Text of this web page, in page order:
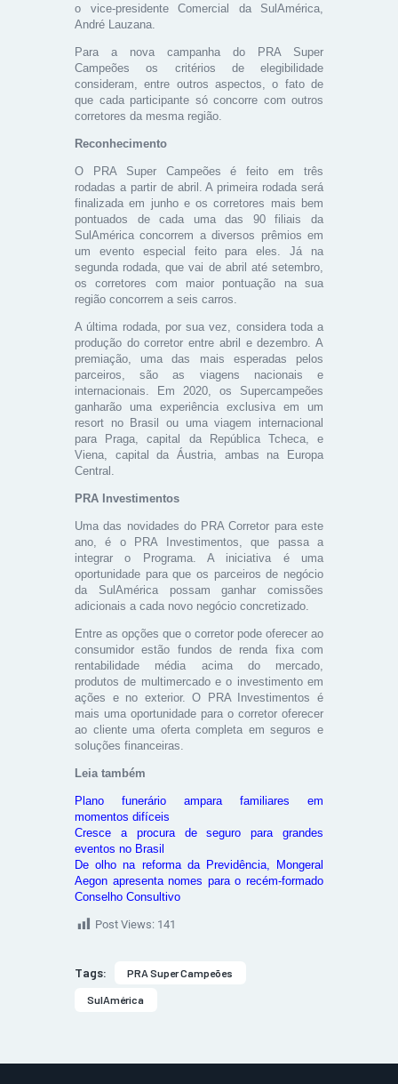
o vice-presidente Comercial da SulAmérica,
André Lauzana.
Para a nova campanha do PRA Super
Campeões os critérios de elegibilidade
consideram, entre outros aspectos, o fato de
que cada participante só concorre com outros
corretores da mesma região.
Reconhecimento
O PRA Super Campeões é feito em três
rodadas a partir de abril. A primeira rodada será
finalizada em junho e os corretores mais bem
pontuados de cada uma das 90 filiais da
SulAmérica concorrem a diversos prêmios em
um evento especial feito para eles. Já na
segunda rodada, que vai de abril até setembro,
os corretores com maior pontuação na sua
região concorrem a seis carros.
A última rodada, por sua vez, considera toda a
produção do corretor entre abril e dezembro. A
premiação, uma das mais esperadas pelos
parceiros, são as viagens nacionais e
internacionais. Em 2020, os Supercampeões
ganharão uma experiência exclusiva em um
resort no Brasil ou uma viagem internacional
para Praga, capital da República Tcheca, e
Viena, capital da Áustria, ambas na Europa
Central.
PRA Investimentos
Uma das novidades do PRA Corretor para este
ano, é o PRA Investimentos, que passa a
integrar o Programa. A iniciativa é uma
oportunidade para que os parceiros de negócio
da SulAmérica possam ganhar comissões
adicionais a cada novo negócio concretizado.
Entre as opções que o corretor pode oferecer ao
consumidor estão fundos de renda fixa com
rentabilidade média acima do mercado,
produtos de multimercado e o investimento em
ações e no exterior. O PRA Investimentos é
mais uma oportunidade para o corretor oferecer
ao cliente uma oferta completa em seguros e
soluções financeiras.
Leia também
Plano funerário ampara familiares em
momentos difíceis
Cresce a procura de seguro para grandes
eventos no Brasil
De olho na reforma da Previdência, Mongeral
Aegon apresenta nomes para o recém-formado
Conselho Consultivo
Post Views: 141
Tags: PRA Super Campeões
SulAmérica